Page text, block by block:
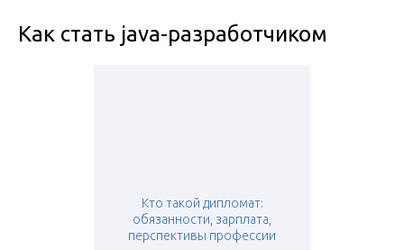
Как стать java-разработчиком
Кто такой дипломат:
обязанности, зарплата,
перспективы профессии